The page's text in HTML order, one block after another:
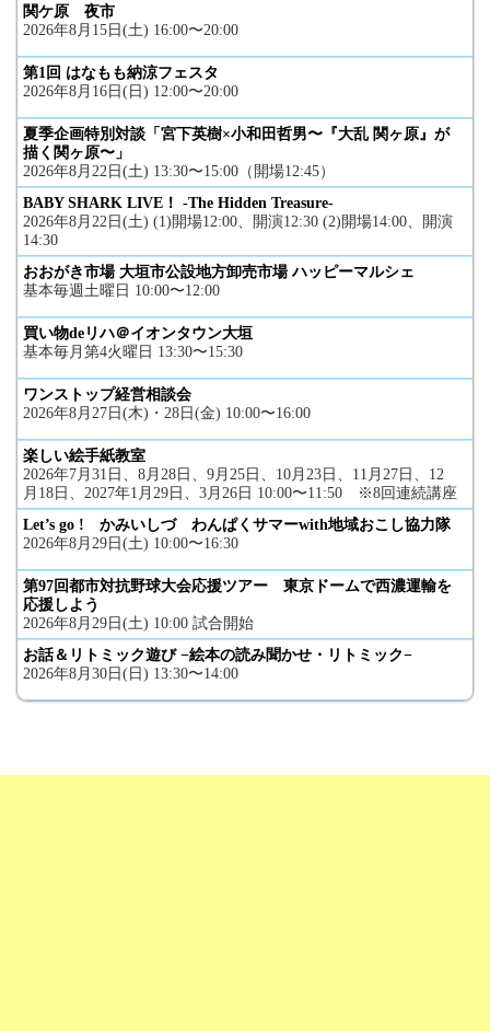
関ケ原 夜市
2026年8月15日(土) 16:00〜20:00
第1回 はなもも納涼フェスタ
2026年8月16日(日) 12:00〜20:00
夏季企画特別対談「宮下英樹×小和田哲男〜『大乱 関ヶ原』が
描く関ヶ原〜」
2026年8月22日(土) 13:30〜15:00（開場12:45）
BABY SHARK LIVE！ -The Hidden Treasure-
2026年8月22日(土) (1)開場12:00、開演12:30 (2)開場14:00、開演
14:30
おおがき市場 大垣市公設地方卸売市場 ハッピーマルシェ
基本毎週土曜日 10:00〜12:00
買い物deリハ＠イオンタウン大垣
基本毎月第4火曜日 13:30〜15:30
ワンストップ経営相談会
2026年8月27日(木)・28日(金) 10:00〜16:00
楽しい絵手紙教室
2026年7月31日、8月28日、9月25日、10月23日、11月27日、12
月18日、2027年1月29日、3月26日 10:00〜11:50 ※8回連続講座
Let’s go ! かみいしづ わんぱくサマーwith地域おこし協力隊
2026年8月29日(土) 10:00〜16:30
第97回都市対抗野球大会応援ツアー 東京ドームで西濃運輸を
応援しよう
2026年8月29日(土) 10:00 試合開始
お話＆リトミック遊び −絵本の読み聞かせ・リトミック−
2026年8月30日(日) 13:30〜14:00